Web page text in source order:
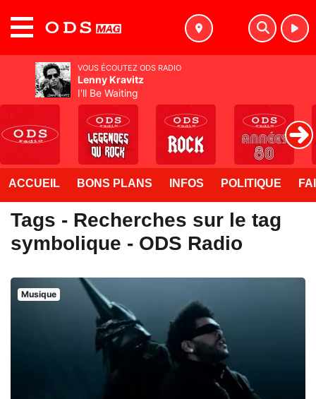
ACCUEIL BONS PLANS INFOS POLITIQUE
Tags - Recherches sur le tag
symbolique - ODS Radio
Musique
VOUS ÉCOUTEZ ODS RADIO
Lenny Kravitz
I'll Be Waiting